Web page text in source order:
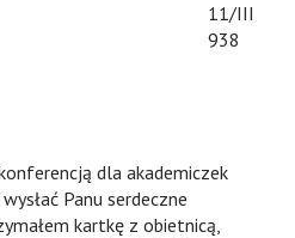
11/III
938
dla akademiczek
Panu serdeczne
kartkę z obietnicą,